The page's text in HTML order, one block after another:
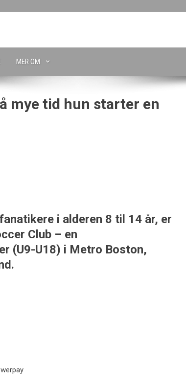
MER OM
mye tid hun starter en
i alderen 8 til 14 år, er
Club – en
(U9-U18) i Metro Boston,